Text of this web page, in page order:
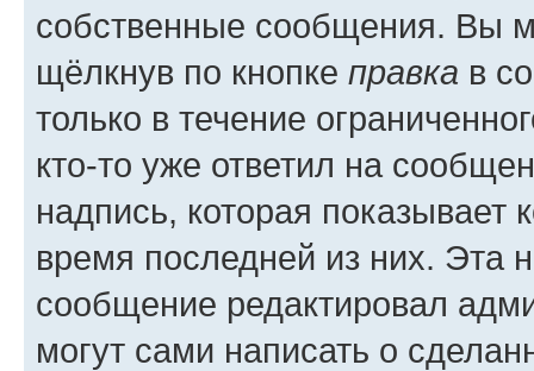
собственные сообщения. Вы
щёлкнув по кнопке правка в
только в течение
кто-то уже ответил на
надпись, которая показывает
время последней из них. Эта
сообщение редактировал
могут сами написать о